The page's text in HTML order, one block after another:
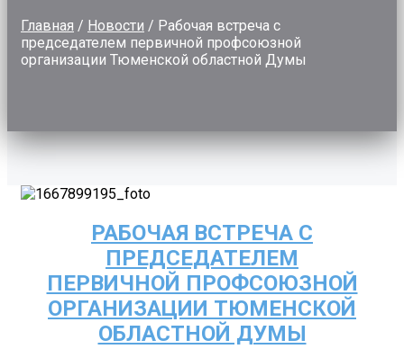
Главная / Новости / Рабочая встреча с
председателем первичной профсоюзной
организации Тюменской областной Думы
РАБОЧАЯ ВСТРЕЧА С
ПРЕДСЕДАТЕЛЕМ
ПЕРВИЧНОЙ ПРОФСОЮЗНОЙ
ОРГАНИЗАЦИИ ТЮМЕНСКОЙ
ОБЛАСТНОЙ ДУМЫ